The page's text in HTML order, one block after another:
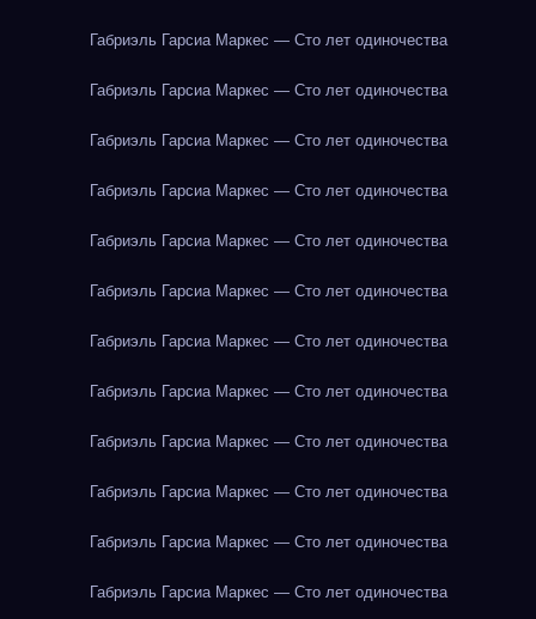
Габриэль Гарсиа Маркес — Сто лет одиночества
Габриэль Гарсиа Маркес — Сто лет одиночества
Габриэль Гарсиа Маркес — Сто лет одиночества
Габриэль Гарсиа Маркес — Сто лет одиночества
Габриэль Гарсиа Маркес — Сто лет одиночества
Габриэль Гарсиа Маркес — Сто лет одиночества
Габриэль Гарсиа Маркес — Сто лет одиночества
Габриэль Гарсиа Маркес — Сто лет одиночества
Габриэль Гарсиа Маркес — Сто лет одиночества
Габриэль Гарсиа Маркес — Сто лет одиночества
Габриэль Гарсиа Маркес — Сто лет одиночества
Габриэль Гарсиа Маркес — Сто лет одиночества